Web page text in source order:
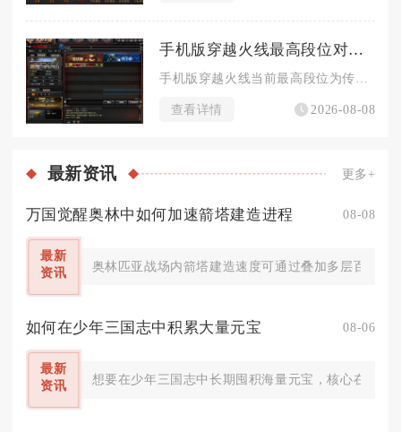
手机版穿越火线最高段位对战战绩要求如何
查看详情 2026-08-08
最新资讯 更多+
万国觉醒奥林中如何加速箭塔建造进程 08-08
最新
资讯
奥林匹亚战场内箭塔建造速度可通过叠加多层百分
如何在少年三国志中积累大量元宝 08-06
最新
资讯
想要在少年三国志中长期囤积海量元宝，核心在于